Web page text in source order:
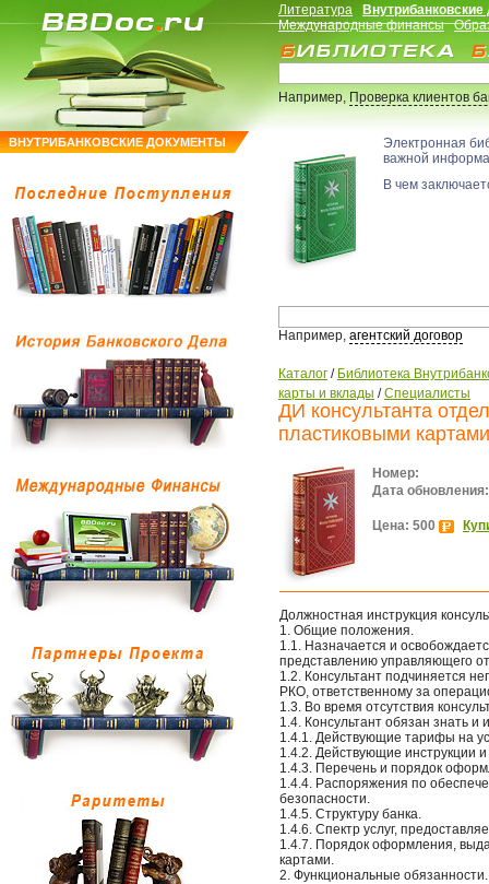
ВНУТРИБАНКОВСКИЕ ДОКУМЕНТЫ
Литература
Международные финансы
Например,Проверка клиентов
Электронная
важной
В чем
Например, агентский договор
Каталог / Библиотека
карты и вклады /Специалисты
ДИ консультанта
пластиковыми картами
Номер:
Дата обновления:
Цена: 500
Должностная инструкция
1. Общие положения.
1.1. Назначается и
представлению управляющего
1.2. Консультант подчиняется
РКО, ответственному за
1.3. Во время отсутствия
1.4. Консультант обязан знать и
1.4.1. Действующие тарифы на
1.4.2. Действующие инструкции
1.4.3. Перечень и порядок
1.4.4. Распоряжения по
безопасности.
1.4.5. Структуру банка.
1.4.6. Спектр услуг,
1.4.7. Порядок оформления,
картами.
2. Функциональные обязанности.